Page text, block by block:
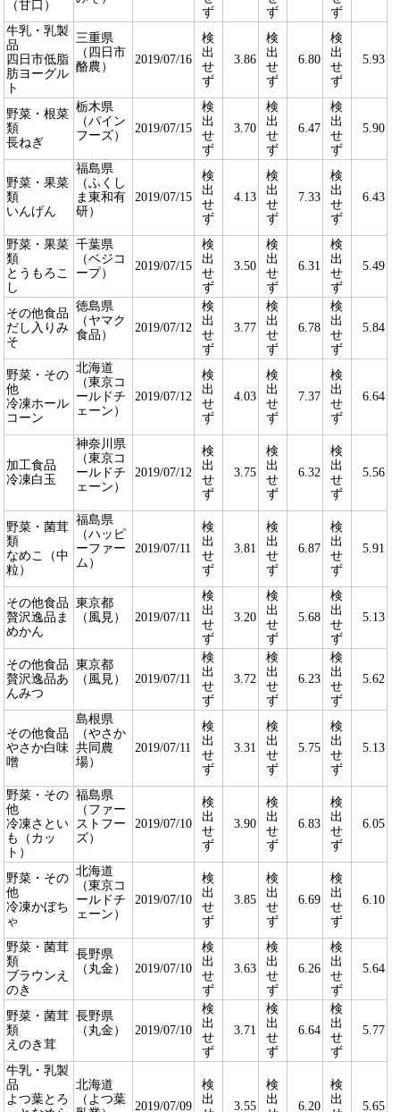
（甘口）
ず
ず
ず
牛乳・乳製
品
四日市低脂
肪ヨーグル
ト
三重県
（四日市
酪農）
2019/07/16
検
出
せ
ず
3.86
検
出
せ
ず
6.80
検
出
せ
ず
5.93
野菜・根菜
類
長ねぎ
栃木県
（パイン
フーズ）
2019/07/15
検
出
せ
ず
3.70
検
出
せ
ず
6.47
検
出
せ
ず
5.90
野菜・果菜
類
いんげん
福島県
（ふくし
ま東和有
研）
2019/07/15
検
出
せ
ず
4.13
検
出
せ
ず
7.33
検
出
せ
ず
6.43
野菜・果菜
類
とうもろこ
し
千葉県
（ベジコ
ープ）
2019/07/15
検
出
せ
ず
3.50
検
出
せ
ず
6.31
検
出
せ
ず
5.49
その他食品
だし入りみ
そ
徳島県
（ヤマク
食品）
2019/07/12
検
出
せ
ず
3.77
検
出
せ
ず
6.78
検
出
せ
ず
5.84
野菜・その
他
冷凍ホール
コーン
北海道
（東京コ
ールドチ
ェーン）
2019/07/12
検
出
せ
ず
4.03
検
出
せ
ず
7.37
検
出
せ
ず
6.64
加工食品
冷凍白玉
神奈川県
（東京コ
ールドチ
ェーン）
2019/07/12
検
出
せ
ず
3.75
検
出
せ
ず
6.32
検
出
せ
ず
5.56
野菜・菌茸
類
なめこ（中
粒）
福島県
（ハッピ
ーファー
ム）
2019/07/11
検
出
せ
ず
3.81
検
出
せ
ず
6.87
検
出
せ
ず
5.91
その他食品
贅沢逸品ま
めかん
東京都
（風見）
2019/07/11
検
出
せ
ず
3.20
検
出
せ
ず
5.68
検
出
せ
ず
5.13
その他食品
贅沢逸品あ
んみつ
東京都
（風見）
2019/07/11
検
出
せ
ず
3.72
検
出
せ
ず
6.23
検
出
せ
ず
5.62
その他食品
やさか白味
噌
島根県
（やさか
共同農
場）
2019/07/11
検
出
せ
ず
3.31
検
出
せ
ず
5.75
検
出
せ
ず
5.13
野菜・その
他
冷凍さとい
も（カッ
ト）
福島県
（ファー
ストフー
ズ）
2019/07/10
検
出
せ
ず
3.90
検
出
せ
ず
6.83
検
出
せ
ず
6.05
野菜・その
他
冷凍かぼち
ゃ
北海道
（東京コ
ールドチ
ェーン）
2019/07/10
検
出
せ
ず
3.85
検
出
せ
ず
6.69
検
出
せ
ず
6.10
野菜・菌茸
類
ブラウンえ
のき
長野県
（丸金）
2019/07/10
検
出
せ
ず
3.63
検
出
せ
ず
6.26
検
出
せ
ず
5.64
野菜・菌茸
類
えのき茸
長野県
（丸金）
2019/07/10
検
出
せ
ず
3.71
検
出
せ
ず
6.64
検
出
せ
ず
5.77
牛乳・乳製
品
よつ葉とろ
北海道
（よつ葉
2019/07/09
検
出
3.55
検
出
6.20
検
出
5.65